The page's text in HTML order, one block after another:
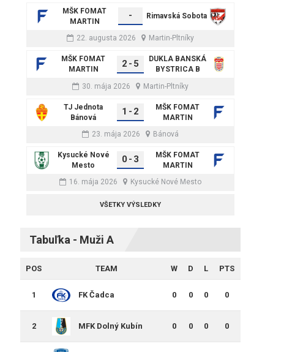
MŠK FOMAT
MARTIN
- Rimavská Sobota
22. augusta 2026 Martin-Pltníky
MŠK FOMAT
MARTIN
2 - 5
DUKLA BANSKÁ
BYSTRICA B
30. mája 2026
Martin-Pltníky
TJ Jednota
Bánová
1 - 2
MŠK FOMAT
MARTIN
23. mája 2026
Bánová
Kysucké Nové
Mesto
0 - 3
MŠK FOMAT
MARTIN
16. mája 2026
Kysucké Nové Mesto
VŠETKY VÝSLEDKY
Tabuľka - Muži A
POS TEAM W D L PTS
1 FK Čadca 0 0 0 0
2 MFK Dolný Kubín 0 0 0 0